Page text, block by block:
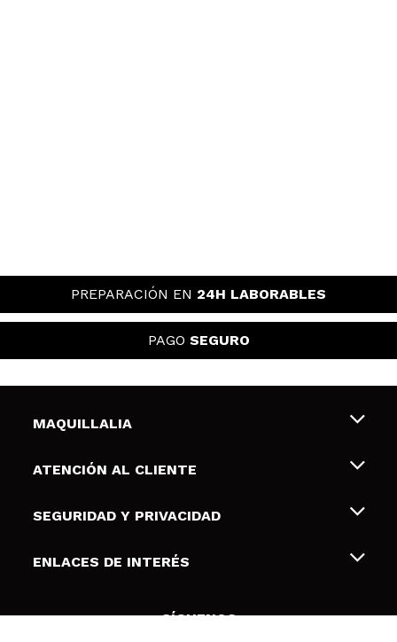
PREPARACIÓN EN 24H LABORABLES
PAGO SEGURO
MAQUILLALIA
Sobre nosotros
Tarjetas de Regalo
ATENCIÓN AL CLIENTE
Envíos y devoluciones
Formas de pago
SEGURIDAD Y PRIVACIDAD
Terminos y condiciones de uso
Política de cookies
ENLACES DE INTERÉS
SÍGUENOS